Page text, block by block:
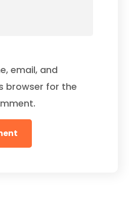
email, and
browser for the